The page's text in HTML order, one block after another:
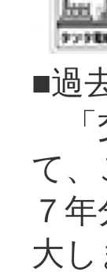
■過
「
て
７
大